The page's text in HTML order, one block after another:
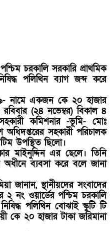
চরকালি সরকারি প্রাথমিক
পলিথিন ব্যাগ জব্দ করে
নামে একজন কে ২০ হাজার
রবিবার (২৪ নভেম্বর) বিকাল ৪
কমিশনার -ভূমি- মোঃ
সহকারী পরিচালক
উপস্থিত ছিলো।
মাইনুদ্দিন এর ছেলে। তিনি
ব্যবসা করে বলে জানা
জানান, স্থানীয়দের সংবাদের
নং ওয়ার্ডের পশ্চিম চরকালি
পলিথিন বোঝাই স্কুটি টি
কে ২০ হাজার টাকা জরিমানা